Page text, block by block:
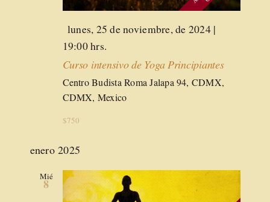
Destacado
lunes, 25 de noviembre, de 2024 |
19:00 hrs.
Curso intensivo de Yoga Principiantes
Centro Budista RomaJalapa 94, CDMX,
CDMX, Mexico
$750
enero 2025
Mié
8